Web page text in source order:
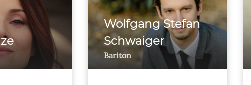
Wolfgang Stefan
Schwaiger
Bariton